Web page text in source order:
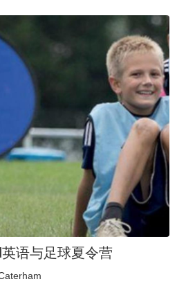
语与足球夏令营